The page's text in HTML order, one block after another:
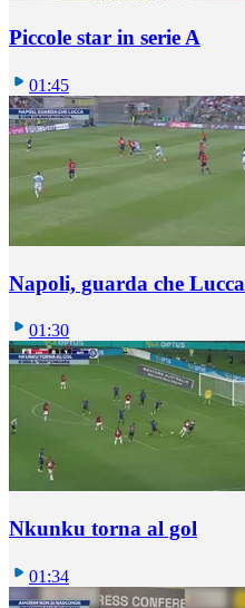
Piccole star in serie A
01:45
Napoli, guarda che Lucca
01:30
Nkunku torna al gol
01:34